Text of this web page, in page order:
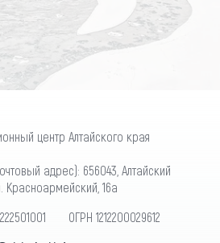
центр Алтайского края
адрес): 656043, Алтайский
Красноармейский, 16а
ОГРН 1212200029612